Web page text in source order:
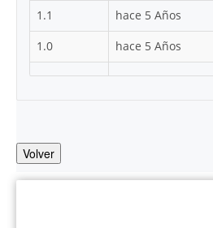
1.1
hace 5 Años
1.0
hace 5 Años
Volver